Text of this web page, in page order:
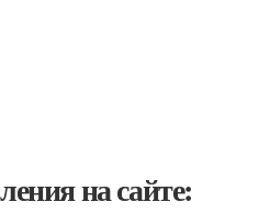
на сайте: